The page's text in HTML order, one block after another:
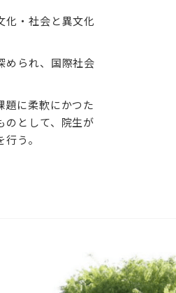
化・社会と異文化
められ、国際社会
に柔軟にかつた
のとして、院生が
う。